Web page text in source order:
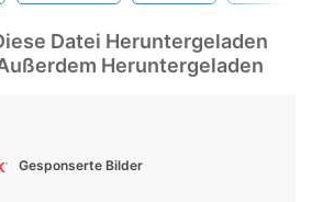
Datei Heruntergeladen
Heruntergeladen
Gesponserte Bilder